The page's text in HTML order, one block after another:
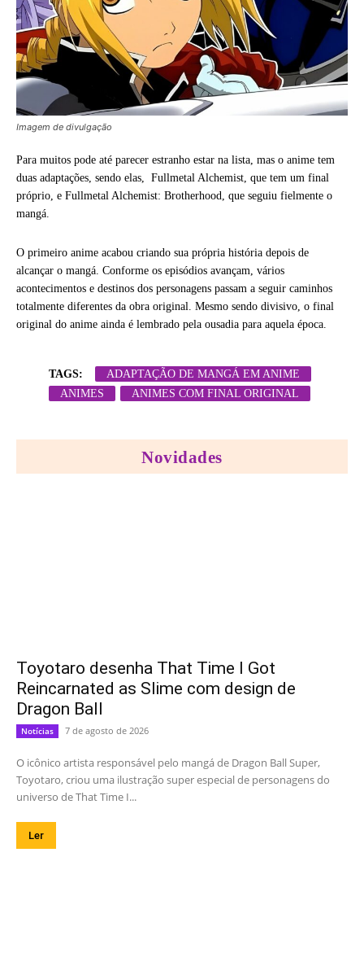
Imagem de divulgação
Para muitos pode até parecer estranho estar na lista, mas o anime tem
duas adaptações, sendo elas, Fullmetal Alchemist, que tem um final
próprio, e Fullmetal Alchemist: Brotherhood, que seguiu fielmente o
mangá.
O primeiro anime acabou criando sua própria história depois de
alcançar o mangá. Conforme os episódios avançam, vários
acontecimentos e destinos dos personagens passam a seguir caminhos
totalmente diferentes da obra original. Mesmo sendo divisivo, o final
original do anime ainda é lembrado pela ousadia para aquela época.
TAGS:
ADAPTAÇÃO DE MANGÁ EM ANIME
ANIMES
ANIMES COM FINAL ORIGINAL
Novidades
Toyotaro desenha That Time I Got
Reincarnated as Slime com design de
Dragon Ball
Notícias 7 de agosto de 2026
O icônico artista responsável pelo mangá de Dragon Ball Super,
Toyotaro, criou uma ilustração super especial de personagens do
universo de That Time I...
Ler